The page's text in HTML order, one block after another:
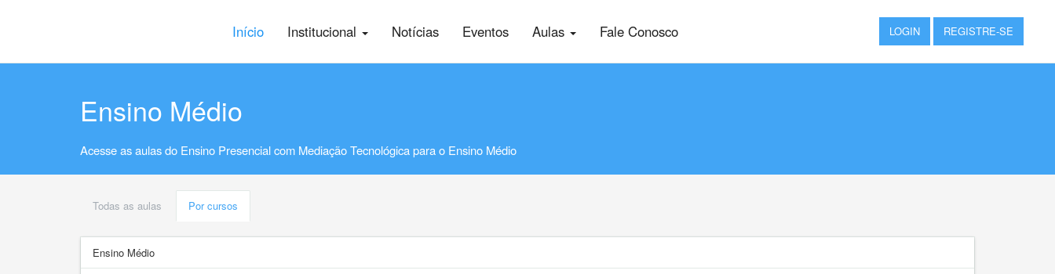
Início Institucional Notícias Eventos Aulas Fale Conosco LOGIN REGISTRE-SE
Ensino Médio
Acesse as aulas do Ensino Presencial com Mediação Tecnológica para o Ensino Médio
Todas as aulas Por cursos
Ensino Médio